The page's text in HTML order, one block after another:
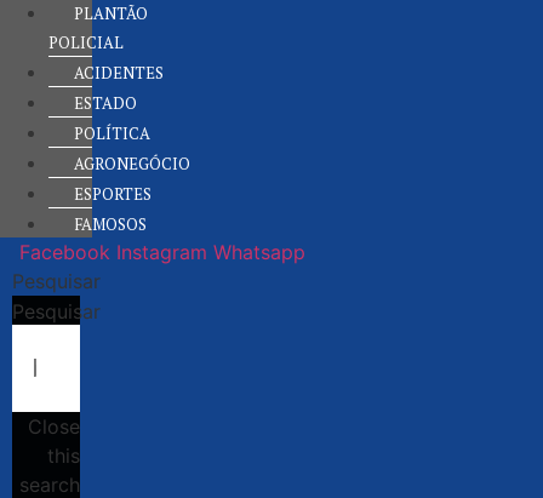
PLANTÃO
POLICIAL
ACIDENTES
ESTADO
POLÍTICA
AGRONEGÓCIO
ESPORTES
FAMOSOS
Facebook Instagram Whatsapp
Pesquisar
Pesquisar
Close
this
search